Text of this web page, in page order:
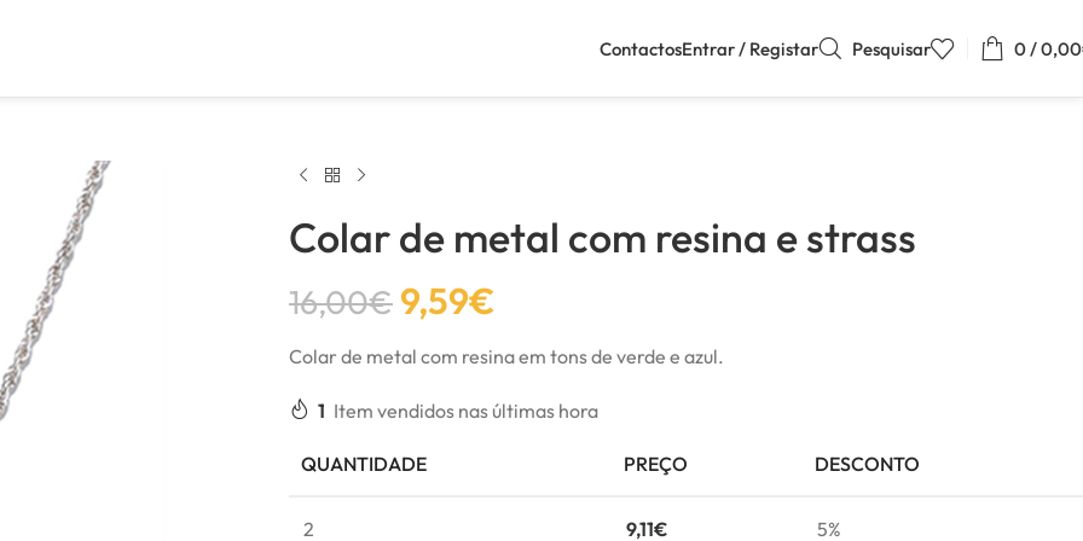
ContactosEntrar / Registar Pesquisar 0/0,00
Colar de metal com resina e strass
16,00€ 9,59€
Colar de metal com resina em tons de verde e azul.
1 Item vendidos nas últimas hora
QUANTIDADE PREÇO DESCONTO
2 9,11€ 5%